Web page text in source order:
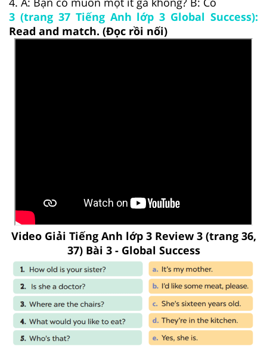
3 (trang 37 Tiếng Anh lớp 3 Global Success):
Read and match. (Đọc rồi nối)
Video Giải Tiếng Anh lớp 3 Review 3 (trang 36,
37) Bài 3 - Global Success